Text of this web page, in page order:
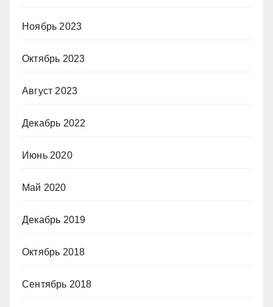
Ноябрь 2023
Октябрь 2023
Август 2023
Декабрь 2022
Июнь 2020
Май 2020
Декабрь 2019
Октябрь 2018
Сентябрь 2018